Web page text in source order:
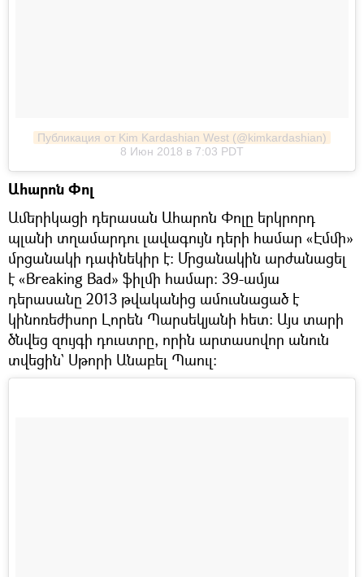
Публикация от Kim Kardashian West (@kimkardashian)
8 Июн 2018 в 7:03 PDT
Ահարոն Փոլ
Ամերիկացի դերասան Ահարոն Փոլը երկրորդ
պլանի տղամարդու լավագույն դերի համար «Էմմի»
մրցանակի դափնեկիր է։ Մրցանակին արժանացել
է «Breaking Bad» ֆիլմի համար։ 39-ամյա
դերասանը 2013 թվականից ամուսնացած է
կինոռեժիսոր Լորեն Պարսեկյանի հետ։ Այս տարի
ծնվեց զույգի դուստրը, որին արտասովոր անուն
տվեցին` Սթորի Անաբել Պաուլ։